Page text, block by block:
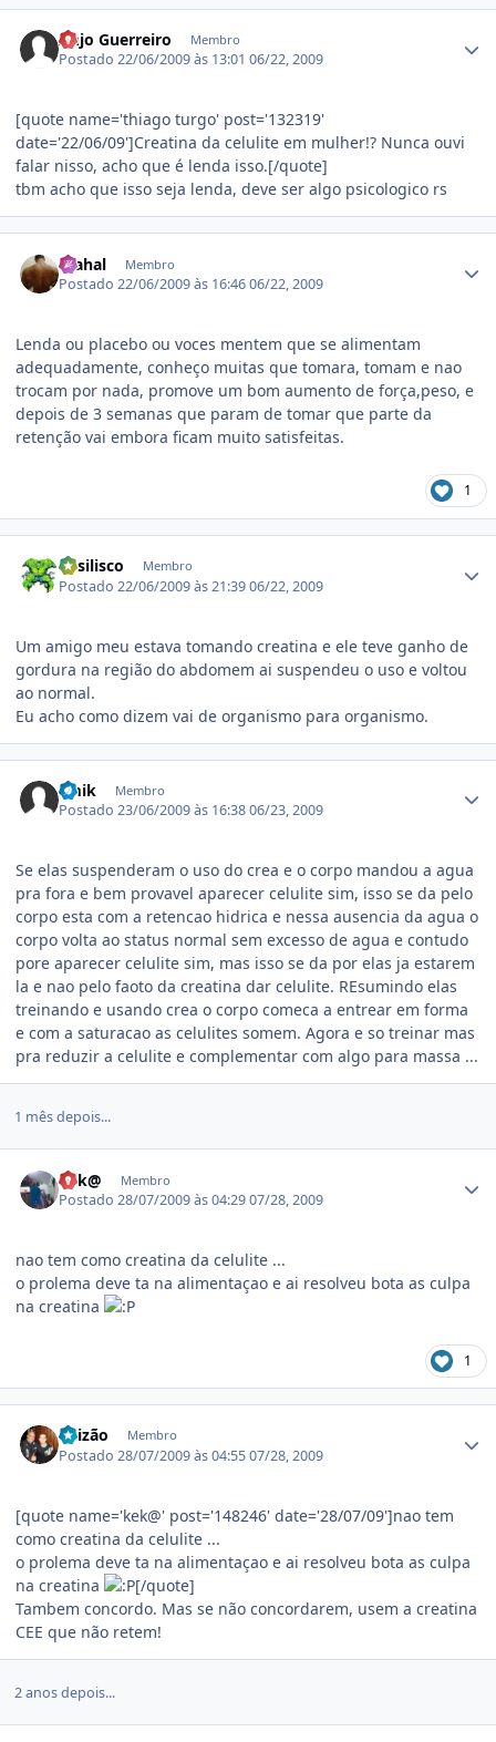
Anjo Guerreiro Membro
Postado22/06/2009 às 13:0106/22, 2009
[quote name='thiago turgo' post='132319'
date='22/06/09']Creatina da celulite em mulher!? Nunca ouvi
falar nisso, acho que é lenda isso.[/quote]
tbm acho que isso seja lenda, deve ser algo psicologico rs
mahal Membro
Postado22/06/2009 às 16:4606/22, 2009
Lenda ou placebo ou voces mentem que se alimentam
adequadamente, conheço muitas que tomara, tomam e nao
trocam por nada, promove um bom aumento de força,peso, e
depois de 3 semanas que param de tomar que parte da
retenção vai embora ficam muito satisfeitas.
1
B4silisco Membro
Postado22/06/2009 às 21:3906/22, 2009
Um amigo meu estava tomando creatina e ele teve ganho de
gordura na região do abdomem ai suspendeu o uso e voltou
ao normal.
Eu acho como dizem vai de organismo para organismo.
smik Membro
Postado23/06/2009 às 16:3806/23, 2009
Se elas suspenderam o uso do crea e o corpo mandou a agua
pra fora e bem provavel aparecer celulite sim, isso se da pelo
corpo esta com a retencao hidrica e nessa ausencia da agua o
corpo volta ao status normal sem excesso de agua e contudo
pore aparecer celulite sim, mas isso se da por elas ja estarem
la e nao pelo faoto da creatina dar celulite. REsumindo elas
treinando e usando crea o corpo comeca a entrear em forma
e com a saturacao as celulites somem. Agora e so treinar mas
pra reduzir a celulite e complementar com algo para massa ...
1 mês depois...
kek@ Membro
Postado28/07/2009 às 04:2907/28, 2009
nao tem como creatina da celulite ...
o prolema deve ta na alimentaçao e ai resolveu bota as culpa
na creatina
1
Luizão Membro
Postado28/07/2009 às 04:5507/28, 2009
[quote name='kek@' post='148246' date='28/07/09']nao tem
como creatina da celulite ...
o prolema deve ta na alimentaçao e ai resolveu bota as culpa
na creatina
[/quote]
Tambem concordo. Mas se não concordarem, usem a creatina
CEE que não retem!
2 anos depois...